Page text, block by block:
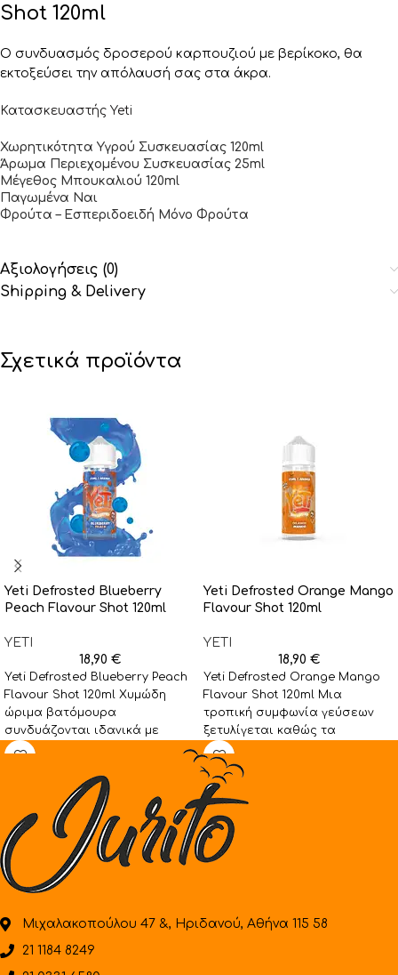
Shot 120ml
Ο συνδυασμός δροσερού καρπουζιού με βερίκοκο, θα
εκτοξεύσει την απόλαυσή σας στα άκρα.
Κατασκευαστής Yeti
Χωρητικότητα Υγρού Συσκευασίας 120ml
Άρωμα Περιεχομένου Συσκευασίας 25ml
Μέγεθος Μπουκαλιού 120ml
Παγωμένα Ναι
Φρούτα – Εσπεριδοειδή Μόνο Φρούτα
Αξιολογήσεις (0)
Shipping & Delivery
Σχετικά προϊόντα
Yeti Defrosted Blueberry
Peach Flavour Shot 120ml
YETI
18,90 €
Yeti Defrosted Blueberry Peach
Flavour Shot 120ml Χυμώδη
ώριμα βατόμουρα
συνδυάζονται ιδανικά με
γευστικά ζουμερά ροδάκινα
Yeti Defrosted Orange Mango
Flavour Shot 120ml
YETI
18,90 €
Yeti Defrosted Orange Mango
Flavour Shot 120ml Μια
τροπική συμφωνία γεύσεων
ξετυλίγεται καθώς τα
πικάντικα πορτοκάλια και τα
ζουμερά μάνγκο
Μιχαλακοπούλου 47 &, Ηριδανού, Αθήνα 115 58
21 1184 8249